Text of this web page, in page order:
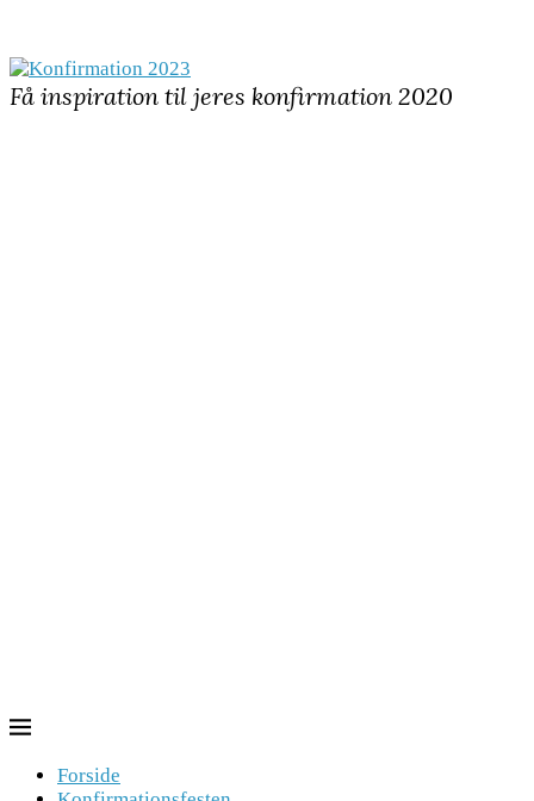
Få inspiration til jeres konfirmation 2020
Forside